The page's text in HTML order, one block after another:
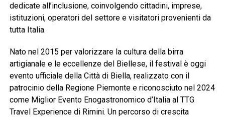
dedicate all’inclusione, coinvolgendo cittadini, imprese,
istituzioni, operatori del settore e visitatori provenienti da
tutta Italia.
Nato nel 2015 per valorizzare la cultura della birra
artigianale e le eccellenze del Biellese, il festival è oggi
evento ufficiale della Città di Biella, realizzato con il
patrocinio della Regione Piemonte e riconosciuto nel 2024
come Miglior Evento Enogastronomico d’Italia al TTG
Travel Experience di Rimini. Un percorso di crescita